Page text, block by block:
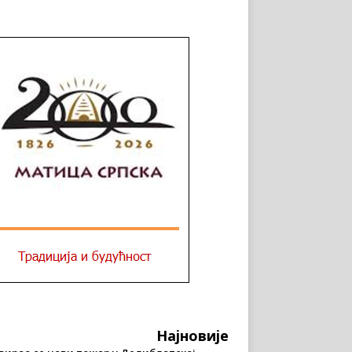
Најновије